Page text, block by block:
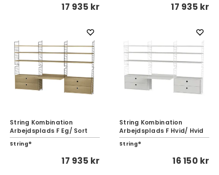
17 935 kr 17 935 kr
String Kombination
Arbejdsplads F Eg/ Sort
String®
17 935 kr
String Kombination
Arbejdsplads F Hvid/ Hvid
String®
16 150 kr